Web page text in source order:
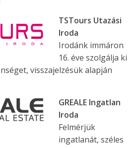
TSTours Utazási
Iroda
Irodánk immáron
16. éve szolgálja ki
visszajelzésük alapján
GREALE Ingatlan
Iroda
Felmérjük
ingatlanát, széles